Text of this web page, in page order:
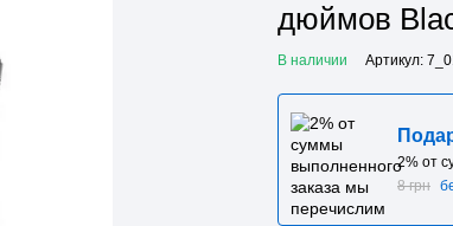
дюймов
В наличии Артикул:
2% от
8 грн